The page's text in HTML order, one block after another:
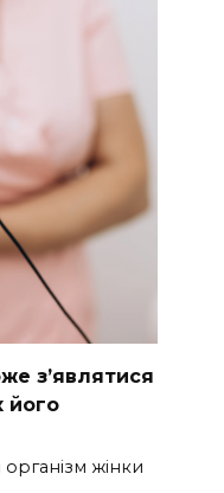
з’являтися
його
жінки